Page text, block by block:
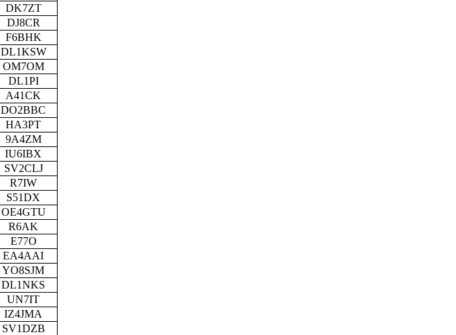
DK7ZT
DJ8CR
F6BHK
DL1KSW
OM7OM
DL1PI
A41CK
DO2BBC
HA3PT
9A4ZM
IU6IBX
SV2CLJ
R7IW
S51DX
OE4GTU
R6AK
E77O
EA4AAI
YO8SJM
DL1NKS
UN7IT
IZ4JMA
SV1DZB